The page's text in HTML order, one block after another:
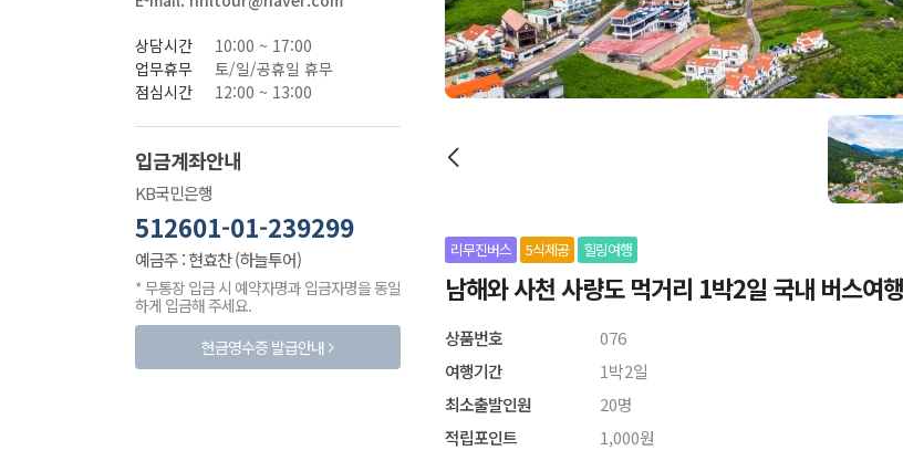
상담시간
10:00 ~ 17:00
업무휴무
토/일/공휴일 휴무
점심시간
12:00 ~ 13:00
입금계좌안내
KB국민은행
512601-01-239299
예금주 : 현효찬 (하늘투어)
* 무통장 입금 시 예약자명과 입금자명을 동일
하게 입금해 주세요.
현금영수증 발급안내
리무진버스 5식제공 힐링여행
남해와 사천 사량도 먹거리 1박2일 국내 버스여
상품번호
076
여행기간
1박2일
최소출발인원
20명
적립포인트
1,000원